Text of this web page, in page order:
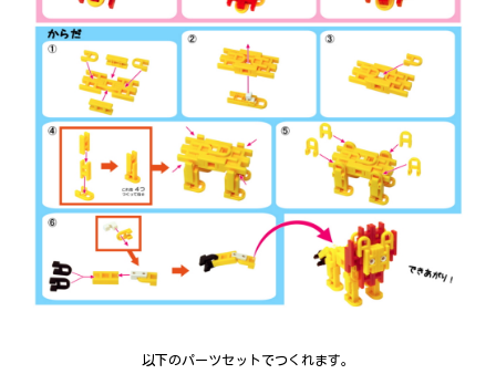
以下のパーツセットでつくれます。